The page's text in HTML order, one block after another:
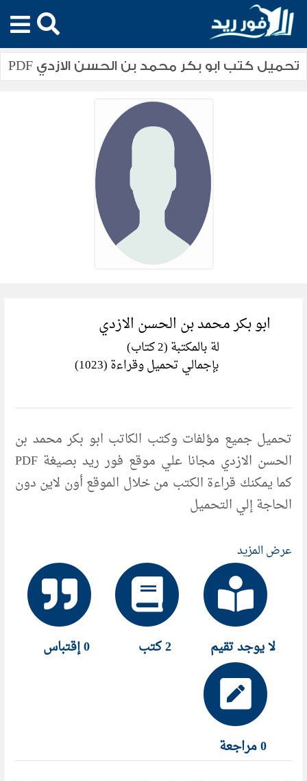
تحميل كتب ابو بكر محمد بن الحسن الازدي PDF
ابو بكر محمد بن الحسن الازدي
لة بالمكتبة (2 كتاب)
بإجمالي تحميل وقراءة (1023)
تحميل جميع مؤلفات وكتب الكاتب ابو بكر محمد بن
الحسن الازدي مجانا علي موقع فور ريد بصيغة PDF
كما يمكنك قراءة الكتب من خلال الموقع أون لاين دون
الحاجة إلي التحميل
عرض المزيد
لا يوجد تقيم 2 كتب 0 إقتباس
0 مراجعة